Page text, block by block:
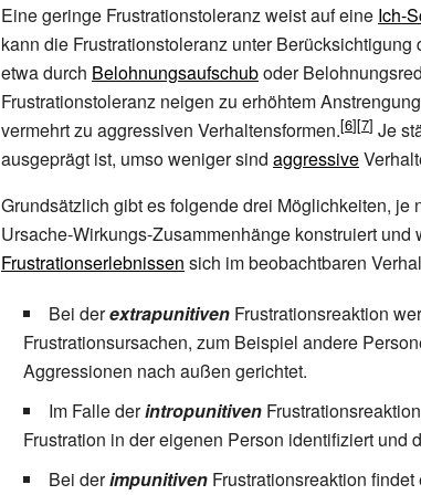
Eine geringe Frustrationstoleranz weist auf eine Ich-
kann die Frustrationstoleranz unter Berücksichtigung
etwa durch Belohnungsaufschuboder
Frustrationstoleranz neigen zu erhöhtem
vermehrt zu aggressiven Verhaltensformen.
Je
ausgeprägt ist, umso weniger sind aggressive
Grundsätzlich gibt es folgende drei Möglichkeiten, je
Ursache-Wirkungs-Zusammenhänge konstruiert und
Frustrationserlebnissen sich im beobachtbaren
Bei derextrapunitiven Frustrationsreaktion
Frustrationsursachen, zum Beispiel andere
Aggressionen nach außen gerichtet.
Im Falle derintropunitiven
Frustration in der eigenen Person identifiziert und
Bei derimpunitiven Frustrationsreaktion